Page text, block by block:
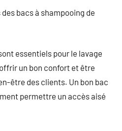
bacs à shampooing de
essentiels pour le lavage
un bon confort et être
être des clients. Un bon bac
permettre un accès aisé